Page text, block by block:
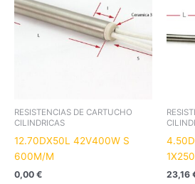
RESISTENCIAS DE CARTUCHO
CILINDRICAS
12.70DX50L 42V400W S
600M/M
0,00 € 23,16